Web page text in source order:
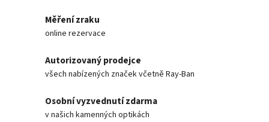
Měření zraku
online rezervace
Autorizovaný prodejce
všech nabízených značek včetně Ray-Ban
Osobní vyzvednutí zdarma
v našich kamenných optikách